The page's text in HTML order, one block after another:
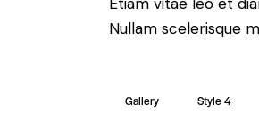
Nullam scelerisque
Gallery Style 4